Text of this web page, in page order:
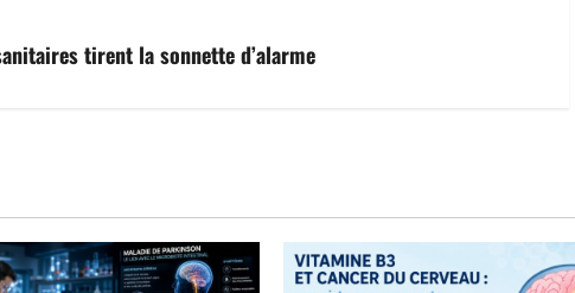
tirent la sonnette d’alarme